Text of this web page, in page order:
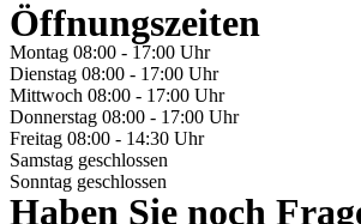
Öffnungszeiten
Montag 08:00 - 17:00 Uhr
Dienstag 08:00 - 17:00 Uhr
Mittwoch 08:00 - 17:00 Uhr
Donnerstag 08:00 - 17:00 Uhr
Freitag 08:00 - 14:30 Uhr
Samstag geschlossen
Sonntag geschlossen
Haben Sie noch